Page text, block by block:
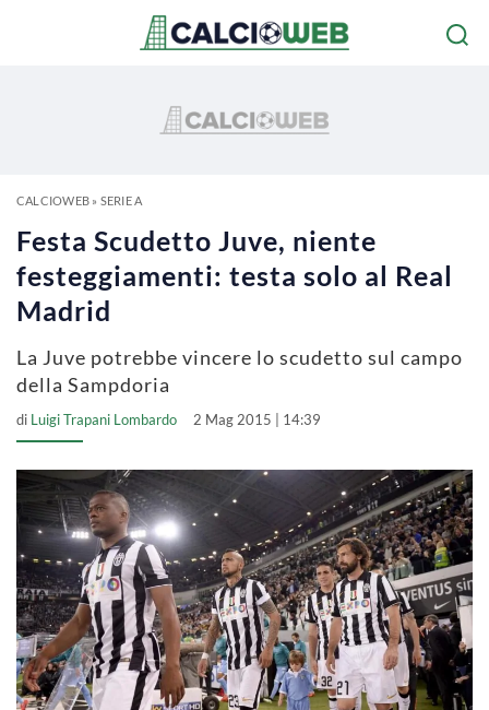
CALCIOWEB» SERIE A
Festa Scudetto Juve, niente
festeggiamenti: testa solo al Real
Madrid
La Juve potrebbe vincere lo scudetto sul campo
della Sampdoria
di Luigi Trapani Lombardo 2 Mag 2015 | 14:39